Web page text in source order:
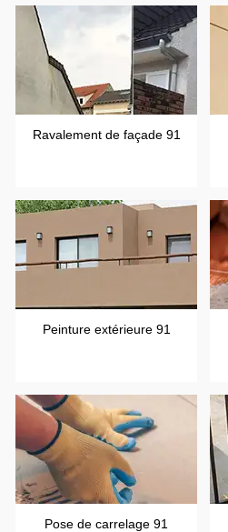
Ravalement de façade 91
Peinture extérieure 91
Pose de carrelage 91